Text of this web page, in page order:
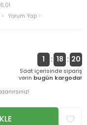
Yorum Yap
1 : 18 : 19
Saat içerisinde sipariş
verin bugün kargoda!